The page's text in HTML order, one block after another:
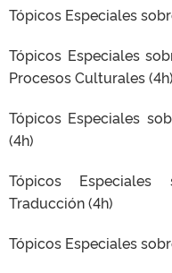
Tópicos Especiales
Tópicos Especiales
Procesos Culturales (4h)
Tópicos Especiales
(4h)
Tópicos
Traducción (4h)
Tópicos Especiales